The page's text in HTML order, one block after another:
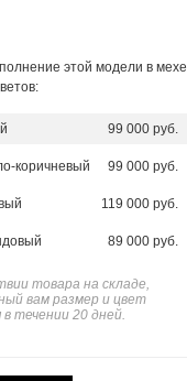
этой модели в мехе
99 000 руб.
коричневый 99 000 руб.
119 000 руб.
89 000 руб.
товара на складе,
вам размер и цвет
течении 20 дней.